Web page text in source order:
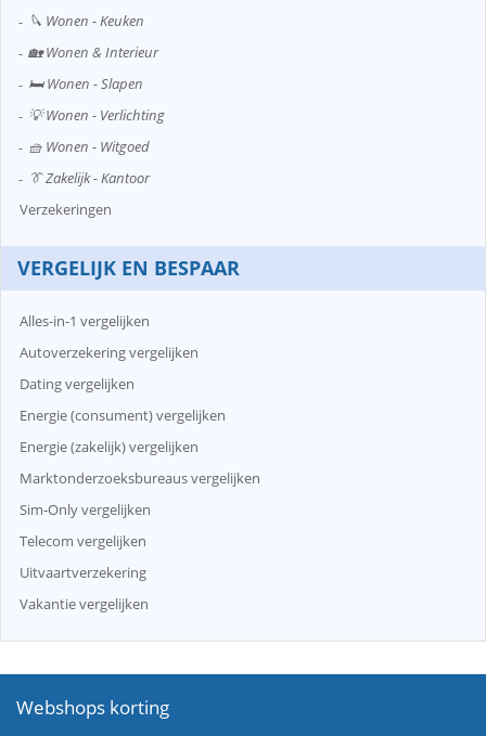
🔪 Wonen - Keuken
🏡 Wonen & Interieur
🛏️ Wonen - Slapen
💡 Wonen - Verlichting
🧺 Wonen - Witgoed
👔 Zakelijk - Kantoor
Verzekeringen
VERGELIJK EN BESPAAR
Alles-in-1 vergelijken
Autoverzekering vergelijken
Dating vergelijken
Energie (consument) vergelijken
Energie (zakelijk) vergelijken
Marktonderzoeksbureaus vergelijken
Sim-Only vergelijken
Telecom vergelijken
Uitvaartverzekering
Vakantie vergelijken
Webshops korting